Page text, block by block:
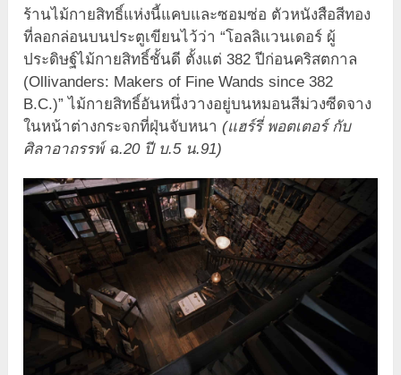
ร้านไม้กายสิทธิ์แห่งนี้แคบและซอมซ่อ ตัวหนังสือสีทอง
ที่ลอกล่อนบนประตูเขียนไว้ว่า “โอลลิแวนเดอร์ ผู้
ประดิษฐ์ไม้กายสิทธิ์ชั้นดี ตั้งแต่ 382 ปีก่อนคริสตกาล
(Ollivanders: Makers of Fine Wands since 382
B.C.)” ไม้กายสิทธิ์อันหนึ่งวางอยู่บนหมอนสีม่วงซีดจาง
ในหน้าต่างกระจกที่ฝุ่นจับหนา(แฮร์รี่ พอตเตอร์ กับ
ศิลาอาถรรพ์ ฉ.20 ปี บ.5 น.91)